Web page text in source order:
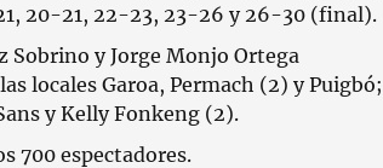
20-21, 22-23, 23-26 y 26-30 (final).
Sobrino y Jorge Monjo Ortega
locales Garoa, Permach (2) y Puigbó;
y Kelly Fonkeng (2).
700 espectadores.